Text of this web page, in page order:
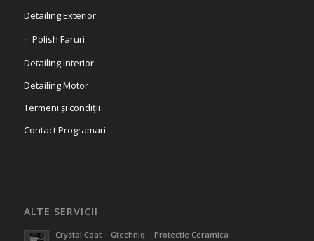
Detailing Exterior
Polish Faruri
Detailing Interior
Detailing Motor
Termeni și condiții
Contact Programari
ALTE SERVICII
Crystal Coat – Gtechniq – Protectie Ceramica